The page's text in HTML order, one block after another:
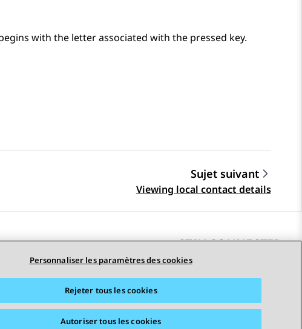
with the letter associated with the pressed key.
Sujet suivant
Viewing local contact details
STAY CONNECTED
commerciales Accessibilité © 2026 Avaya LLC
Personnaliser les paramètres des cookies
Rejeter tous les cookies
Autoriser tous les cookies